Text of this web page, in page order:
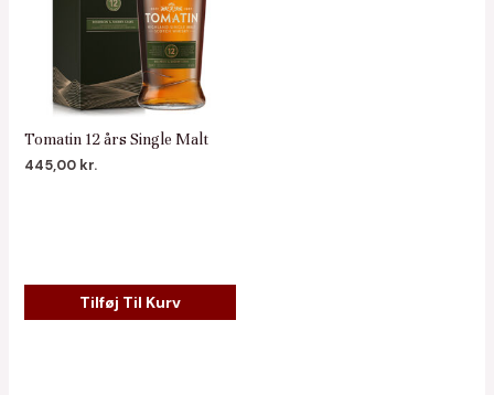
Tomatin 12 års Single Malt
445,00 kr.
Tilføj Til Kurv